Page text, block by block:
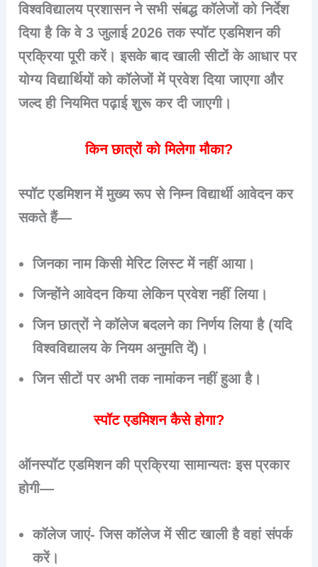
विश्वविद्यालय प्रशासन ने सभी संबद्ध कॉलेजों को निर्देश
दिया है कि वे 3 जुलाई 2026 तक स्पॉट एडमिशन की
प्रक्रिया पूरी करें। इसके बाद खाली सीटों के आधार पर
योग्य विद्यार्थियों को कॉलेजों में प्रवेश दिया जाएगा और
जल्द ही नियमित पढ़ाई शुरू कर दी जाएगी।
किन छात्रों को मिलेगा मौका?
स्पॉट एडमिशन में मुख्य रूप से निम्न विद्यार्थी आवेदन कर
सकते हैं—
जिनका नाम किसी मेरिट लिस्ट में नहीं आया।
जिन्होंने आवेदन किया लेकिन प्रवेश नहीं लिया।
जिन छात्रों ने कॉलेज बदलने का निर्णय लिया है (यदि
विश्वविद्यालय के नियम अनुमति दें)।
जिन सीटों पर अभी तक नामांकन नहीं हुआ है।
स्पॉट एडमिशन कैसे होगा?
ऑनस्पॉट एडमिशन की प्रक्रिया सामान्यतः इस प्रकार
होगी—
कॉलेज जाएं- जिस कॉलेज में सीट खाली है वहां संपर्क
करें।